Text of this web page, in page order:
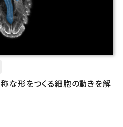
な形をつくる細胞の動きを解